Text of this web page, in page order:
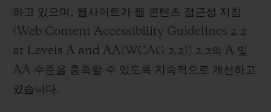
하고 있으며, 웹사이트가 웹 콘텐츠 접근성 지침
(Web Content Accessibility Guidelines 2.2
at Levels A and AA(WCAG 2.2)) 2.2의 A 및
AA 수준을 충족할 수 있도록 지속적으로 개선하고
있습니다.
빅뱅
썸머 멀티 컬러 세라믹
빅뱅
피치 세라믹
스피릿 오브 빅
익스클루시브 서비스